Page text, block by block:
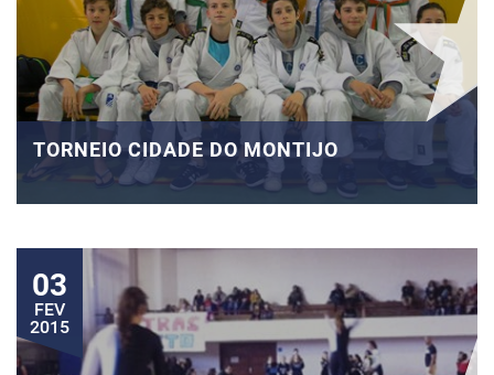
TORNEIO CIDADE DO MONTIJO
03
FEV
2015